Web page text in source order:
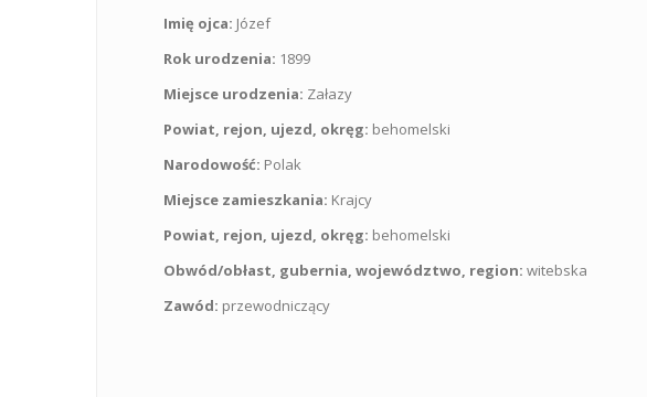
Imię ojca: Józef
Rok urodzenia: 1899
Miejsce urodzenia: Załazy
Powiat, rejon, ujezd, okręg: behomelski
Narodowość: Polak
Miejsce zamieszkania: Krajcy
Powiat, rejon, ujezd, okręg: behomelski
Obwód/obłast, gubernia, województwo, region: witebska
Zawód: przewodniczący